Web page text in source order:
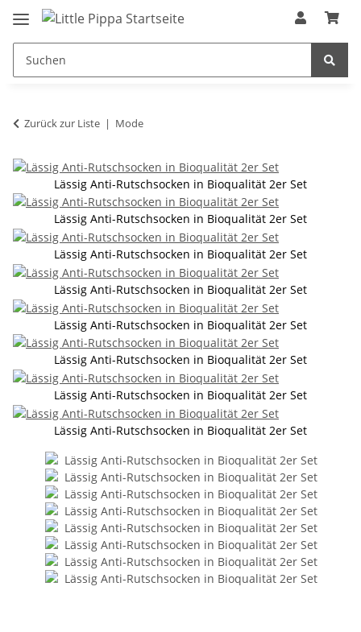
Zum Hauptinhalt springen
springen
Zurück zur Liste Mode
Lässig Anti-Rutschsocken in Bioqualität 2er Set
Lässig Anti-Rutschsocken in Bioqualität 2er Set
Lässig Anti-Rutschsocken in Bioqualität 2er Set
Lässig Anti-Rutschsocken in Bioqualität 2er Set
Lässig Anti-Rutschsocken in Bioqualität 2er Set
Lässig Anti-Rutschsocken in Bioqualität 2er Set
Lässig Anti-Rutschsocken in Bioqualität 2er Set
Lässig Anti-Rutschsocken in Bioqualität 2er Set